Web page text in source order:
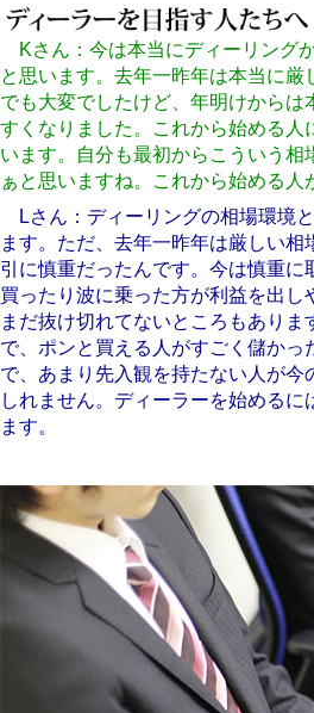
Kさん：今は本当にディーリング
と思います。去年一昨年は本当に厳
でも大変でしたけど、年明けからは
すくなりました。これから始める人
います。自分も最初からこういう相
ぁと思いますね。これから始める人
Lさん：ディーリングの相場環境
ます。ただ、去年一昨年は厳しい相
引に慎重だったんです。今は慎重に
買ったり波に乗った方が利益を出し
まだ抜け切れてないところもありま
で、ポンと買える人がすごく儲かっ
で、あまり先入観を持たない人が今
しれません。ディーラーを始めるに
ます。